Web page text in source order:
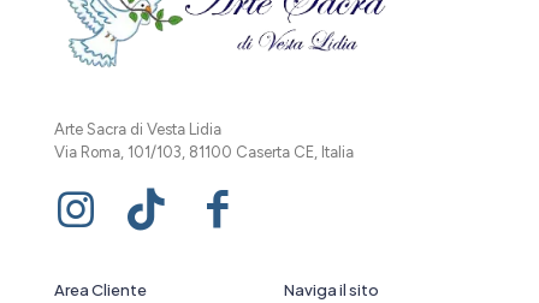
Arte Sacra di Vesta Lidia
Via Roma, 101/103, 81100 Caserta CE, Italia
Area Cliente Naviga il sito